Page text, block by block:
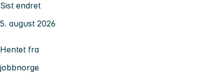
Sist endret
5. august 2026
Hentet fra
jobbnorge